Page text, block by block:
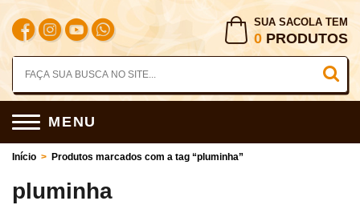
SUA SACOLA TEM
0 PRODUTOS
MENU
Início > Produtos marcados com a tag “pluminha”
pluminha